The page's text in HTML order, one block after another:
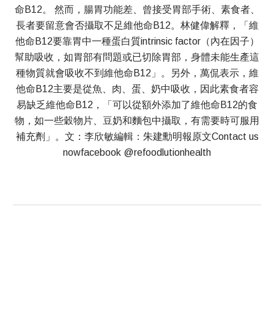
命B12。 然而，腸胃功能差、曾接受胃部手術、素食者、
長者要留意會否攝取不足維他命B12。林健偉解釋，「維
他命B12要靠胃中一種蛋白質intrinsic factor（內在因子）
幫助吸收，如胃部有問題或已切除胃部，身體未能生產這
種物質就會吸收不到維他命B12」。另外，萬侃表示，維
他命B12主要是從魚、肉、蛋、奶中吸收，因此素食者容
易缺乏維他命B12，「可以從額外添加了維他命B12的食
物，如一些穀物片、豆奶和麵包中攝取，有需要時可服用
補充劑」。文：李欣敏編輯：朱建勳明報原文Contact us
nowfacebook @refoodlutionhealth